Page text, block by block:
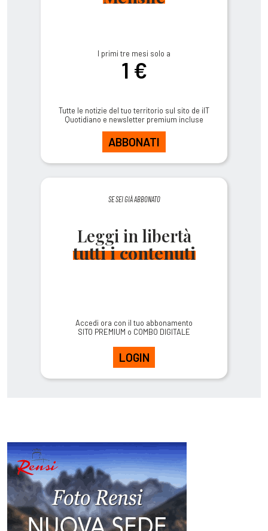
I primi tre mesi solo a
1 €
Tutte le notizie del tuo territorio sul sito de ilT
Quotidiano e newsletter premium incluse
ABBONATI
SE SEI GIÀ ABBONATO
Leggi in libertà
tutti i contenuti
Accedi ora con il tuo abbonamento
SITO PREMIUM o COMBO DIGITALE
LOGIN